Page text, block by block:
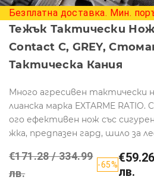
Безплатна доставка. Мин.
Тежък Тактически Нож
Contact C, GREY,
Тактическа Кания
Много агресивен тактически
лианска марка EXTARME
ого ефективен нож със
жка, предпазен гард, шило за
€171.28 / 334.99
лв.
-65%лв.